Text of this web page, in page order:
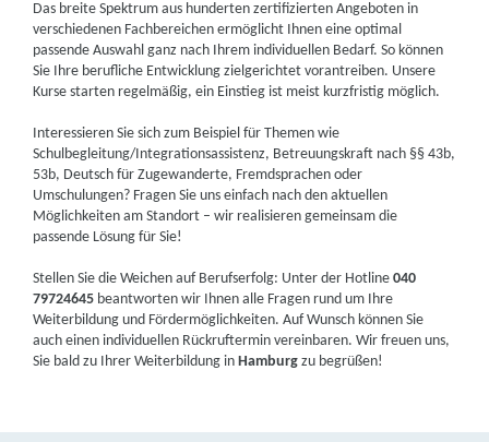
Das breite Spektrum aus hunderten zertifizierten Angeboten in
verschiedenen Fachbereichen ermöglicht Ihnen eine optimal
passende Auswahl ganz nach Ihrem individuellen Bedarf. So können
Sie Ihre berufliche Entwicklung zielgerichtet vorantreiben. Unsere
Kurse starten regelmäßig, ein Einstieg ist meist kurzfristig möglich.
Interessieren Sie sich zum Beispiel für Themen wie
Schulbegleitung/Integrationsassistenz, Betreuungskraft nach §§ 43b,
53b, Deutsch für Zugewanderte, Fremdsprachen oder
Umschulungen? Fragen Sie uns einfach nach den aktuellen
Möglichkeiten am Standort – wir realisieren gemeinsam die
passende Lösung für Sie!
Stellen Sie die Weichen auf Berufserfolg: Unter der Hotline040
79724645 beantworten wir Ihnen alle Fragen rund um Ihre
Weiterbildung und Fördermöglichkeiten. Auf Wunsch können Sie
auch einen individuellen Rückruftermin vereinbaren. Wir freuen uns,
Sie bald zu Ihrer Weiterbildung inHamburg zu begrüßen!